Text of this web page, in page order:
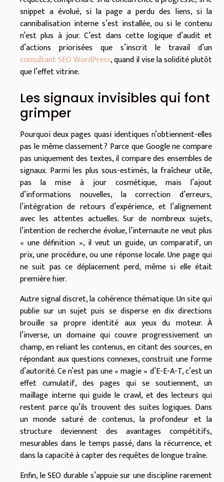
snippet a évolué, si la page a perdu des liens, si la
cannibalisation interne s’est installée, ou si le contenu
n’est plus à jour. C’est dans cette logique d’audit et
d’actions priorisées que s’inscrit le travail d’un
consultant SEO WordPress, quand il vise la solidité plutôt
que l’effet vitrine.
Les signaux invisibles qui font
grimper
Pourquoi deux pages quasi identiques n’obtiennent-elles
pas le même classement ? Parce que Google ne compare
pas uniquement des textes, il compare des ensembles de
signaux. Parmi les plus sous-estimés, la fraîcheur utile,
pas la mise à jour cosmétique, mais l’ajout
d’informations nouvelles, la correction d’erreurs,
l’intégration de retours d’expérience, et l’alignement
avec les attentes actuelles. Sur de nombreux sujets,
l’intention de recherche évolue, l’internaute ne veut plus
« une définition », il veut un guide, un comparatif, un
prix, une procédure, ou une réponse locale. Une page qui
ne suit pas ce déplacement perd, même si elle était
première hier.
Autre signal discret, la cohérence thématique. Un site qui
publie sur un sujet puis se disperse en dix directions
brouille sa propre identité aux yeux du moteur. À
l’inverse, un domaine qui couvre progressivement un
champ, en reliant les contenus, en citant des sources, en
répondant aux questions connexes, construit une forme
d’autorité. Ce n’est pas une « magie » d’E-E-A-T, c’est un
effet cumulatif, des pages qui se soutiennent, un
maillage interne qui guide le crawl, et des lecteurs qui
restent parce qu’ils trouvent des suites logiques. Dans
un monde saturé de contenus, la profondeur et la
structure deviennent des avantages compétitifs,
mesurables dans le temps passé, dans la récurrence, et
dans la capacité à capter des requêtes de longue traîne.
Enfin, le SEO durable s’appuie sur une discipline rarement